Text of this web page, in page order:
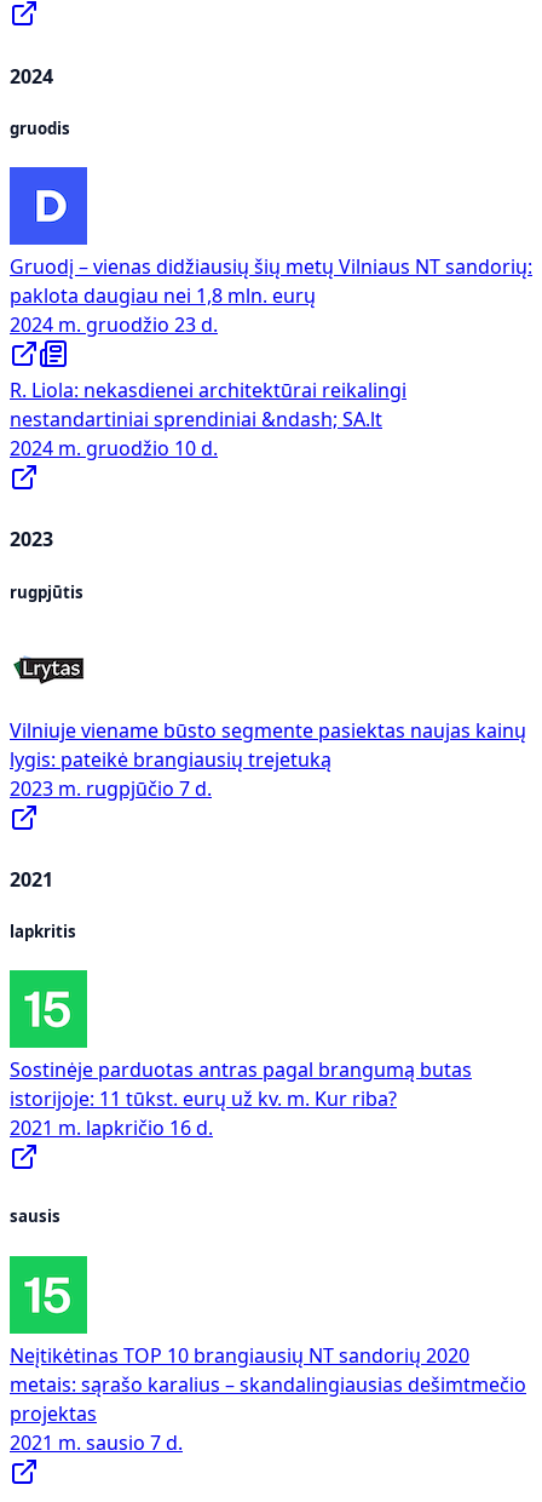
2024
gruodis
Gruodį – vienas didžiausių šių metų Vilniaus NT sandorių:
paklota daugiau nei 1,8 mln. eurų
2024 m. gruodžio 23 d.
R. Liola: nekasdienei architektūrai reikalingi
nestandartiniai sprendiniai &ndash; SA.lt
2024 m. gruodžio 10 d.
2023
rugpjūtis
Vilniuje viename būsto segmente pasiektas naujas kainų
lygis: pateikė brangiausių trejetuką
2023 m. rugpjūčio 7 d.
2021
lapkritis
Sostinėje parduotas antras pagal brangumą butas
istorijoje: 11 tūkst. eurų už kv. m. Kur riba?
2021 m. lapkričio 16 d.
sausis
Neįtikėtinas TOP 10 brangiausių NT sandorių 2020
metais: sąrašo karalius – skandalingiausias dešimtmečio
projektas
2021 m. sausio 7 d.